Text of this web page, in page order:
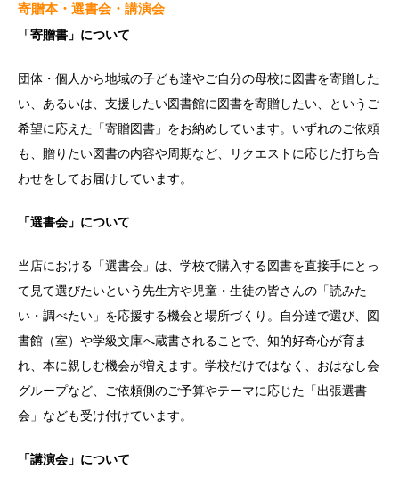
寄贈本・選書会・講演会
「寄贈書」について
団体・個人から地域の子ども達やご自分の母校に図書を寄贈した
い、あるいは、支援したい図書館に図書を寄贈したい、というご
希望に応えた「寄贈図書」をお納めしています。いずれのご依頼
も、贈りたい図書の内容や周期など、リクエストに応じた打ち合
わせをしてお届けしています。
「選書会」について
当店における「選書会」は、学校で購入する図書を直接手にとっ
て見て選びたいという先生方や児童・生徒の皆さんの「読みた
い・調べたい」を応援する機会と場所づくり。自分達で選び、図
書館（室）や学級文庫へ蔵書されることで、知的好奇心が育ま
れ、本に親しむ機会が増えます。学校だけではなく、おはなし会
グループなど、ご依頼側のご予算やテーマに応じた「出張選書
会」なども受け付けています。
「講演会」について